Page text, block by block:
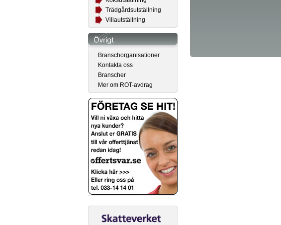
Trädgårdsutställning
Villautställning
Branschorganisationer
Kontakta oss
Branscher
Mer om ROT-avdrag